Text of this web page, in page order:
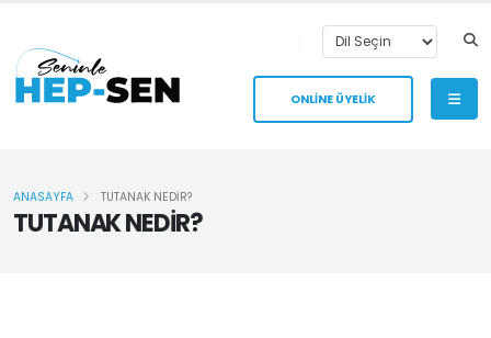
ONLİNE ÜYELİK
TUTANAK NEDİR?
ANASAYFA TUTANAK NEDİR?